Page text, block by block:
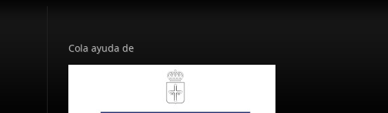
Cola ayuda de